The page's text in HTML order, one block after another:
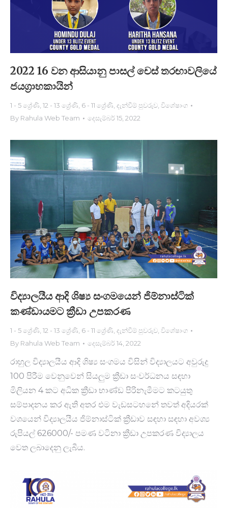
2022 16 වන ආසියානු පාසල් චෙස් තරඟාවලියේ
ජයග්‍රාහකායි​න්
1 - 5 ශ්‍රේණි 12 - 13 ශ්‍රේණි 6 - 11 ශ්‍රේණි දැන්වීම් පුවරුව විශේෂාංග
By Rahula Web Team දෙසැම්බර් 15, 2022
විද්‍යාලයීය ආදි ශිෂ්‍ය සංගමයෙන් ජිම්නාස්ටික්
කණ්ඩායමට ක්‍රීඩා උපකර​ණ
1 - 5 ශ්‍රේණි 12 - 13 ශ්‍රේණි 6 - 11 ශ්‍රේණි දැන්වීම් පුවරුව විශේෂාංග
By Rahula Web Team දෙසැම්බර් 14, 2022
රාහුල විද්‍යාලයීය ආදි ශිෂ්‍ය සංගමය විසින් විද්‍යාලයට අවුරුදු
100 පිරීම වෙනුවෙන් සියලුම ක්‍රීඩා සංවර්ධනය සඳහා
මිලියන 4 කට අධික ක්‍රීඩා භාණ්ඩ පිරිනැමීමට කටයුතු
සම්පාදනය කර ඇති අතර එම වැඩසටහනේ තවත් අදියරක්
වශයෙ​න් විද්‍යාලයීය ජිම්නාස්ටික් ක්‍රීඩාව සඳ​හා සඳහා අවශ්‍ය
රුපියල් 626000/- පමණ වටිනා ක්‍රීඩා උපකර​ණ විද්‍යාලය
වෙත ලබාදෙනු ලැබීය.